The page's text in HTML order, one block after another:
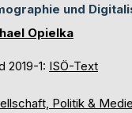
und
Opielka
2019-1: ISÖ-Text
Politik &